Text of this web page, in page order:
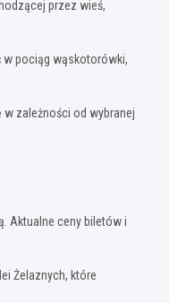
przez wieś,
w pociąg wąskotorówki,
w zależności od wybranej
Aktualne ceny biletów i
Żelaznych, które